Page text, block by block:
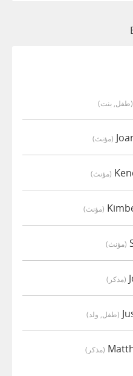
(طفل, بنت)
(مؤنث)
(مؤنث)
(مؤنث)
(مؤنث)
(مذكر)
(طفل, ولد)
(مذكر)